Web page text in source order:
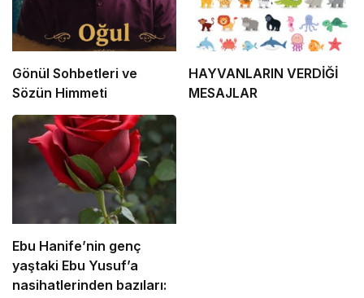
Gönül Sohbetleri ve
Sözün Himmeti
HAYVANLARIN VERDİĞİ
MESAJLAR
Ebu Hanife’nin genç
yaştaki Ebu Yusuf’a
nasihatlerinden bazıları: